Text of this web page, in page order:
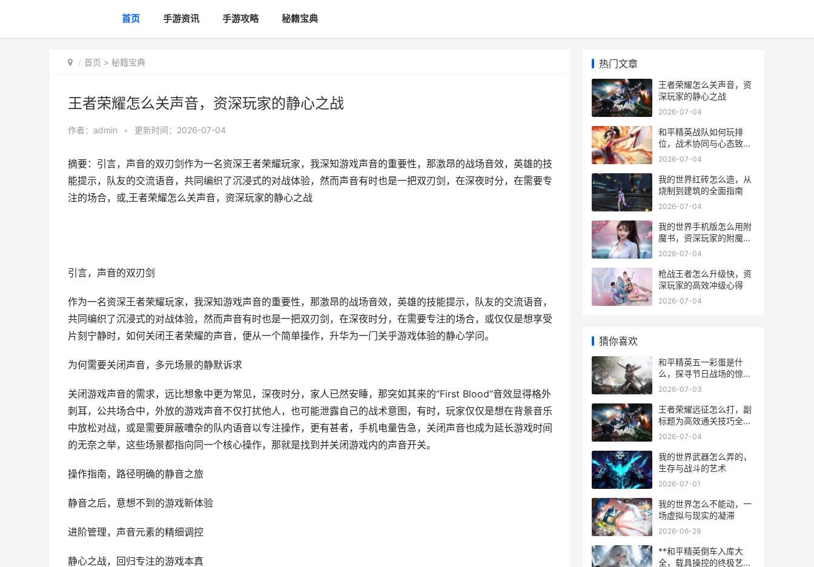
首页 手游资讯 手游攻略 秘籍宝典
首页 > 秘籍宝典
王者荣耀怎么关声音，资深玩家的静心之战
作者： admin • 更新时间：2026-07-04
摘要：引言，声音的双刃剑作为一名资深王者荣耀玩家，我深知游戏声音的重要性，那激昂的战场音效，英雄的技
能提示，队友的交流语音，共同编织了沉浸式的对战体验，然而声音有时也是一把双刃剑，在深夜时分，在需要专
注的场合，或,王者荣耀怎么关声音，资深玩家的静心之战
引言，声音的双刃剑
作为一名资深王者荣耀玩家，我深知游戏声音的重要性，那激昂的战场音效，英雄的技能提示，队友的交流语音，
共同编织了沉浸式的对战体验，然而声音有时也是一把双刃剑，在深夜时分，在需要专注的场合，或仅仅是想享受
片刻宁静时，如何关闭王者荣耀的声音，便从一个简单操作，升华为一门关乎游戏体验的静心学问。
为何需要关闭声音，多元场景的静默诉求
关闭游戏声音的需求，远比想象中更为常见，深夜时分，家人已然安睡，那突如其来的“First Blood”音效显得格外
刺耳，公共场合中，外放的游戏声音不仅打扰他人，也可能泄露自己的战术意图，有时，玩家仅仅是想在背景音乐
中放松对战，或是需要屏蔽嘈杂的队内语音以专注操作，更有甚者，手机电量告急，关闭声音也成为延长游戏时间
的无奈之举，这些场景都指向同一个核心操作，那就是找到并关闭游戏内的声音开关。
操作指南，路径明确的静音之旅
静音之后，意想不到的游戏新体验
进阶管理，声音元素的精细调控
静心之战，回归专注的游戏本真
热门文章
王者荣耀怎么关声音，资
深玩家的静心之战
2026-07-04
和平精英战队如何玩排
位，战术协同与心态致胜
之道
2026-07-04
我的世界红砖怎么造，从
烧制到建筑的全面指南
2026-07-04
我的世界手机版怎么用附
魔书，资深玩家的附魔进
阶指南
2026-07-04
枪战王者怎么升级快，资
深玩家的高效冲级心得
2026-07-04
猜你喜欢
和平精英五一彩蛋是什
么，探寻节日战场的惊喜
副标题
2026-07-03
王者荣耀远征怎么打，副
标题为高效通关技巧全解
析
2026-07-04
我的世界武器怎么弄的，
生存与战斗的艺术
2026-07-01
我的世界怎么不能动，一
场虚拟与现实的凝滞
2026-06-29
**和平精英倒车入库大
全，载具操控的终极艺术